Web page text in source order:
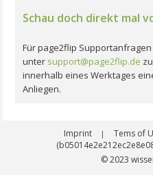
Schau doch direkt mal
Für page2flip
unter support@page2flip.de
innerhalb eines Werktages
Anliegen.
Imprint | Tems of
© 2023